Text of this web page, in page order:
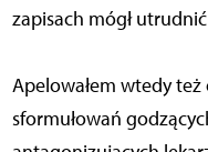
zapisach mógł
Apelowałem wtedy
sformułowań